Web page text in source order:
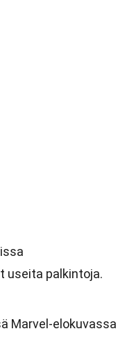
useita palkintoja.
Marvel-elokuvassa